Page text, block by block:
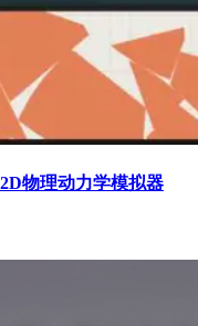
2D物理动力学模拟器